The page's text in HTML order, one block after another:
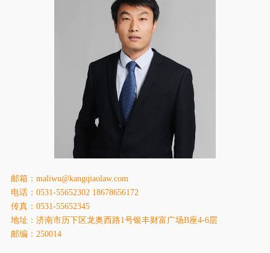
新闻动态
康桥党建
业务领域
社会责任
康桥法治研究院
康桥出版
邮箱：maliwu@kangqiaolaw.com
电话：0531-55652302 18678656172
传真：0531-55652345
地址：济南市历下区龙奥西路1号银丰财富广场B座4-6层
邮编：250014